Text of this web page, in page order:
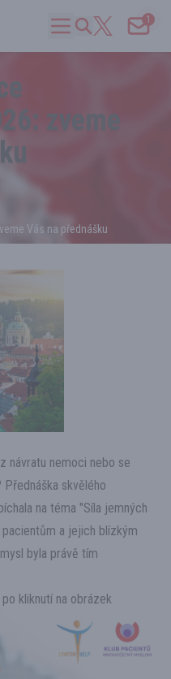
1
zveme
Vás na přednášku
návratu nemoci nebo se
skvělého
na téma "Síla jemných
a jejich blízkým
byla právě tím
kliknutí na obrázek